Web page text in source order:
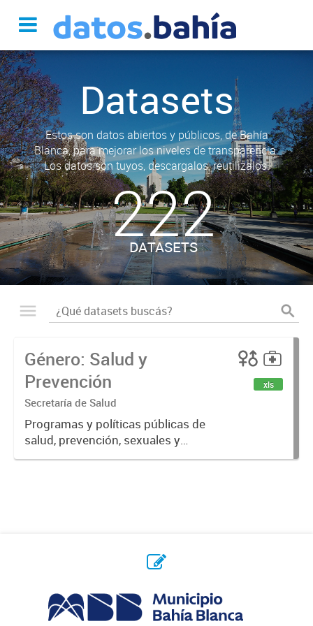
Datasets
Estos son datos abiertos y públicos, de Bahía
Blanca, para mejorar los niveles de transparencia.
Los datos son tuyos, descargalos, reutilizalos.
222
DATASETS
Género: Salud y
Prevención
Secretaría de Salud
Programas y políticas públicas de
salud, prevención, sexuales y
reproductivas.
xls